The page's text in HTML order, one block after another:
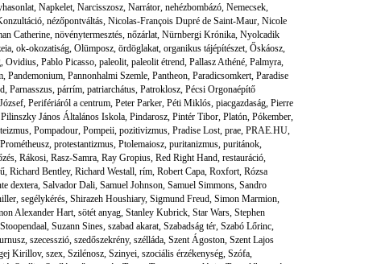
, Napkelet, Narcisszosz, Narrátor, nehézbombázó, Nemecsek,
, nézőpontváltás, Nicolas-François Dupré de Saint-Maur, Nicole
Catherine, növénytermesztés, nőzárlat, Nürnbergi Krónika, Nyolcadik
, ok-okozatiság, Olümposz, ördöglakat, organikus tájépítészet, Őskáosz,
, Ovidius, Pablo Picasso, paleolit, paleolit étrend, Pallasz Athéné, Palmyra,
, Pandemonium, Pannonhalmi Szemle, Pantheon, Paradicsomkert, Paradise
, Parnasszus, párrím, patriarchátus, Patroklosz, Pécsi Orgonaépítő
, Perifériáról a centrum, Peter Parker, Péti Miklós, piacgazdaság, Pierre
Pilinszky János Általános Iskola, Pindarosz, Pintér Tibor, Platón, Pókember,
, Pompadour, Pompeii, pozitivizmus, Pradise Lost, prae, PRAE.HU,
Prométheusz, protestantizmus, Ptolemaiosz, puritanizmus, puritánok,
, Rákosi, Rasz-Samra, Ray Gropius, Red Right Hand, restauráció,
, Richard Bentley, Richard Westall, rím, Robert Capa, Roxfort, Rózsa
dextera, Salvador Dali, Samuel Johnson, Samuel Simmons, Sandro
, segélykérés, Shirazeh Houshiary, Sigmund Freud, Simon Marmion,
Alexander Hart, sötét anyag, Stanley Kubrick, Star Wars, Stephen
Stoopendaal, Suzann Sines, szabad akarat, Szabadság tér, Szabó Lőrinc,
, szecesszió, szedőszekrény, szélláda, Szent Ágoston, Szent Lajos
Kirillov, szex, Szilénosz, Szinyei, szociális érzékenység, Szófa,